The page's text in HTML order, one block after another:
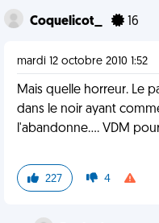
Coquelicot_ 16
mardi 12 octobre 2010 1:52
Mais quelle horreur. Le
dans le noir ayant
l'abandonne.... VDM
227 4